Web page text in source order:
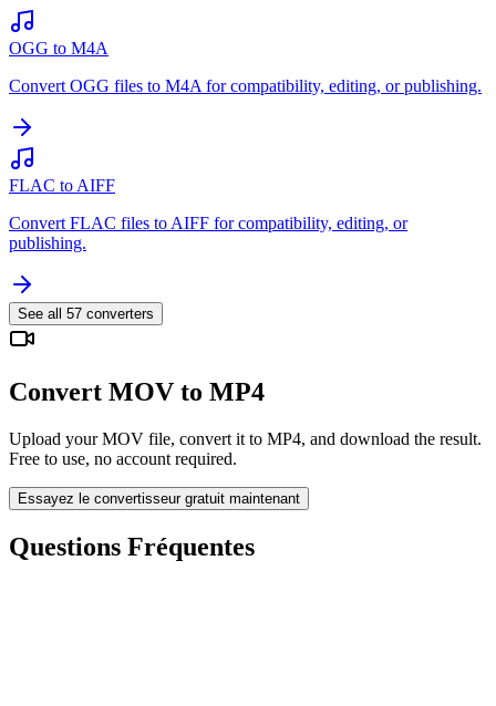
OGG to M4A
Convert OGG files to M4A for compatibility, editing, or publishing.
FLAC to AIFF
Convert FLAC files to AIFF for compatibility, editing, or
publishing.
See all 57 converters
Convert MOV to MP4
Upload your MOV file, convert it to MP4, and download the result.
Free to use, no account required.
Essayez le convertisseur gratuit maintenant
Questions Fréquentes